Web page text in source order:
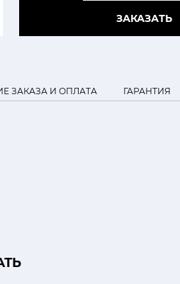
ЗАКАЗАТЬ
ЗАКАЗА И ОПЛАТА ГАРАНТИЯ